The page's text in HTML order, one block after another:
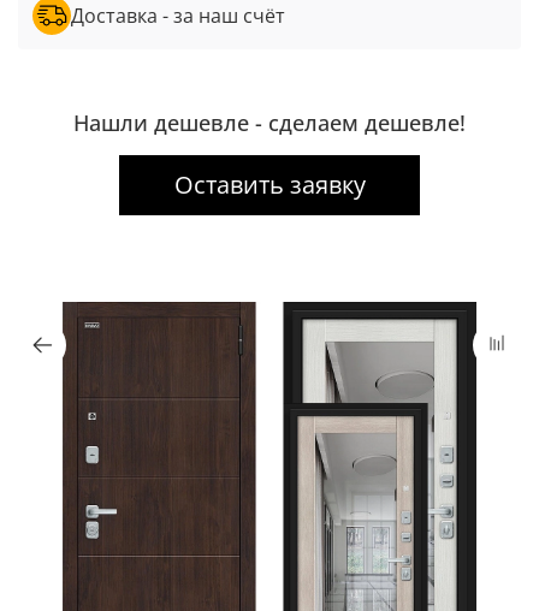
Доставка - за наш счёт
Нашли дешевле - сделаем дешевле!
Оставить заявку